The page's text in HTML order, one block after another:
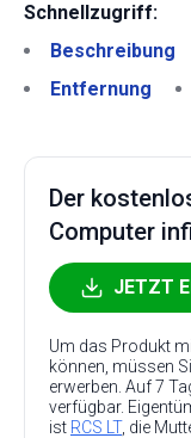
Schnellzugriff:
Beschreibung
Entfernung
Der
Computer
JETZT
Um das Produkt
können, müssen
erwerben. Auf 7
verfügbar.
ist RCS LT, die